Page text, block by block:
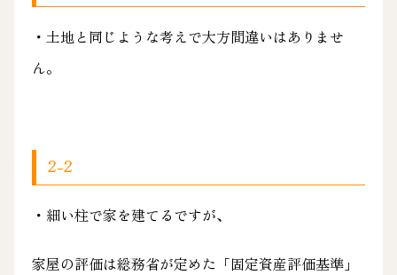
・土地と同じような考えで大方間違いはありませ
ん。
2-2
・細い柱で家を建てるですが、
家屋の評価は総務省が定めた「固定資産評価基準」